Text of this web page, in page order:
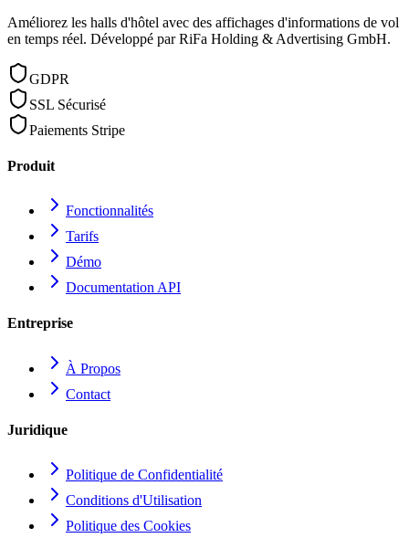
Améliorez les halls d'hôtel avec des affichages d'informations de vol
en temps réel. Développé par RiFa Holding & Advertising GmbH.
GDPR
SSL Sécurisé
Paiements Stripe
Produit
Fonctionnalités
Tarifs
Démo
Documentation API
Entreprise
À Propos
Contact
Juridique
Politique de Confidentialité
Conditions d'Utilisation
Politique des Cookies